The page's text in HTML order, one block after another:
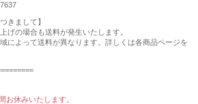
きまして】
げの場合も送料が発⽣いたします。
によって送料が異なります。詳しくは各商品ページを
お休みいたします。